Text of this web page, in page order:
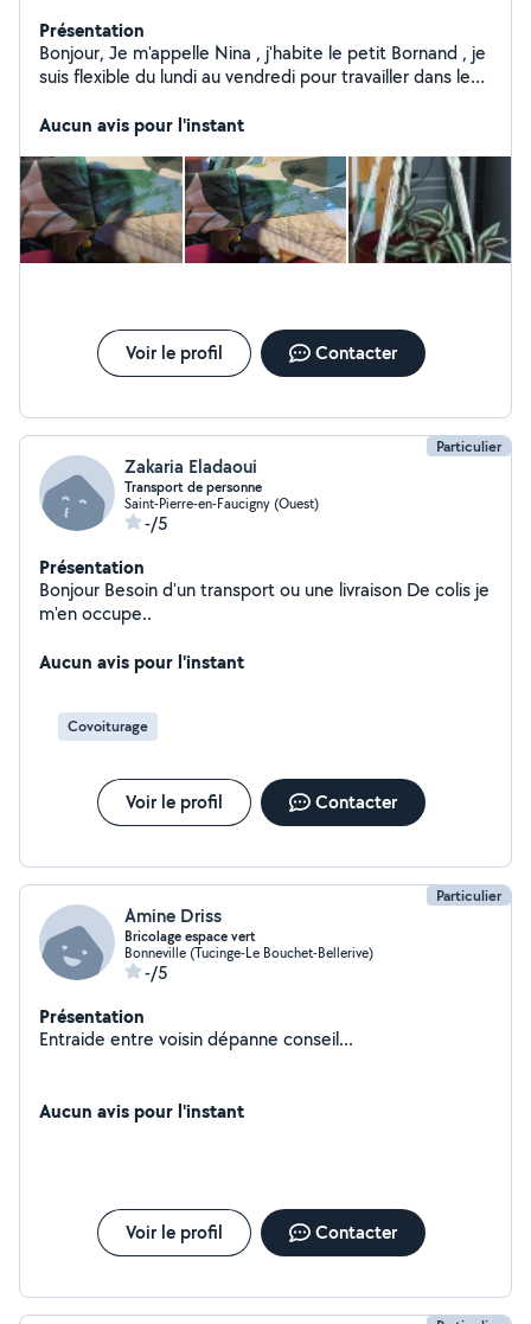
Présentation
Bonjour, Je m'appelle Nina , j'habite le petit Bornand , je
suis flexible du lundi au vendredi pour travailler dans le
j'ai de l'expérience Ainsi que je pourrais garder les
(expérience plus de 10 ans ) N'hésitez pas de me
contacter en cas de besoin de mes services
Cordialement
Aucun avis pour l'instant
Voir le profil Contacter
Particulier
Zakaria Eladaoui
Transport de personne
Saint-Pierre-en-Faucigny (Ouest)
-/5
Présentation
Bonjour Besoin d'un transport ou une livraison De colis je
m'en occupe..
Aucun avis pour l'instant
Covoiturage
Voir le profil Contacter
Particulier
Amine Driss
Bricolage espace vert
Bonneville (Tucinge-Le Bouchet-Bellerive)
-/5
Présentation
Entraide entre voisin dépanne conseil...
Aucun avis pour l'instant
Voir le profil Contacter